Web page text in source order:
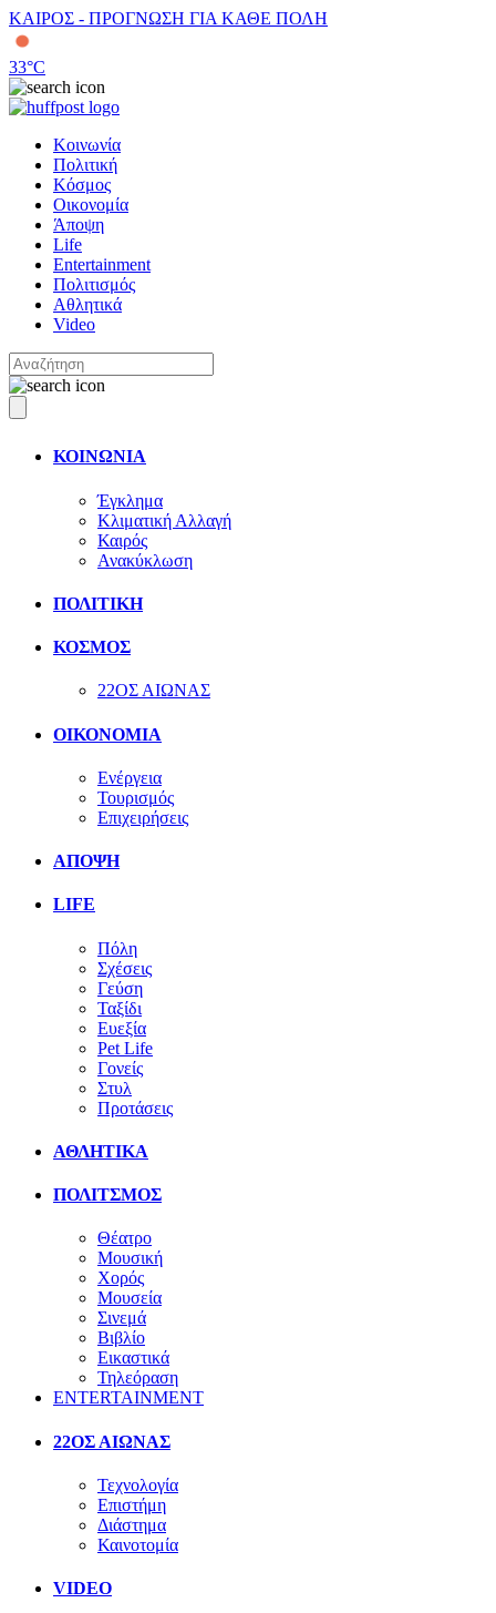
ΚΑΙΡΟΣ - ΠΡΟΓΝΩΣΗ ΓΙΑ ΚΑΘΕ ΠΟΛΗ
33°C
Κοινωνία
Πολιτική
Κόσμος
Οικονομία
Άποψη
Life
Entertainment
Πολιτισμός
Αθλητικά
Video
ΚΟΙΝΩΝΙΑ
Έγκλημα
Κλιματική Αλλαγή
Καιρός
Ανακύκλωση
ΠΟΛΙΤΙΚΗ
ΚΟΣΜΟΣ
22ΟΣ ΑΙΩΝΑΣ
ΟΙΚΟΝΟΜΙΑ
Ενέργεια
Τουρισμός
Επιχειρήσεις
ΑΠΟΨΗ
LIFE
Πόλη
Σχέσεις
Γεύση
Ταξίδι
Ευεξία
Pet Life
Γονείς
Στυλ
Προτάσεις
ΑΘΛΗΤΙΚΑ
ΠΟΛΙΤΣΜΟΣ
Θέατρο
Μουσική
Χορός
Μουσεία
Σινεμά
Βιβλίο
Εικαστικά
Τηλεόραση
ENTERTAINMENT
22ΟΣ ΑΙΩΝΑΣ
Τεχνολογία
Επιστήμη
Διάστημα
Καινοτομία
VIDEO